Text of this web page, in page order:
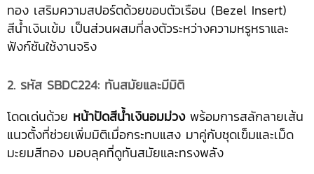
ทอง เสริมความสปอร์ตด้วยขอบตัวเรือน (Bezel Insert)
สีน้ำเงินเข้ม เป็นส่วนผสมที่ลงตัวระหว่างความหรูหราและ
ฟังก์ชันใช้งานจริง
2. รหัส SBDC224: ทันสมัยและมีมิติ
โดดเด่นด้วย หน้าปัดสีน้ำเงินอมม่วงพร้อมการสลักลายเส้น
แนวตั้งที่ช่วยเพิ่มมิติเมื่อกระทบแสง มาคู่กับชุดเข็มและเม็ด
มะยมสีทอง มอบลุคที่ดูทันสมัยและทรงพลัง